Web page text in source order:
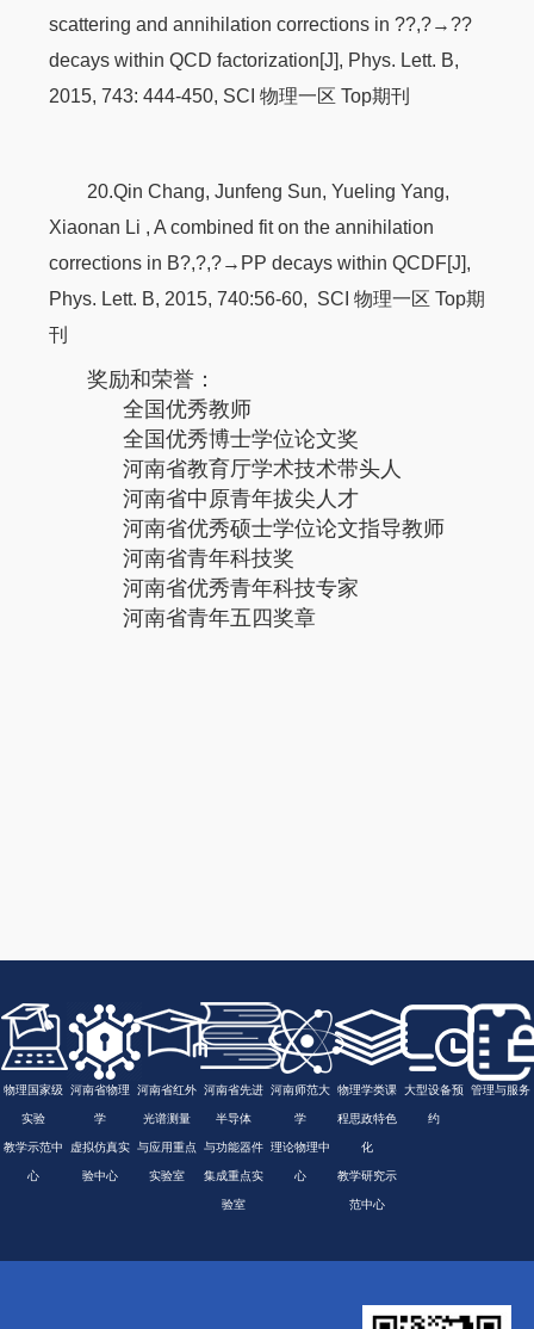
scattering and annihilation corrections in ??,?→??
decays within QCD factorization[J], Phys. Lett. B,
2015, 743: 444-450, SCI 物理一区 Top期刊
20.Qin Chang, Junfeng Sun, Yueling Yang,
Xiaonan Li , A combined fit on the annihilation
corrections in B?,?,?→PP decays within QCDF[J],
Phys. Lett. B, 2015, 740:56-60, SCI 物理一区 Top期
刊
奖励和荣誉：
全国优秀教师
全国优秀博士学位论文奖
河南省教育厅学术技术带头人
河南省中原青年拔尖人才
河南省优秀硕士学位论文指导教师
河南省青年科技奖
河南省优秀青年科技专家
河南省青年五四奖章
物理国家级
实验
教学示范中
心
河南省物理
学
虚拟仿真实
验中心
河南省红外
光谱测量
与应用重点
实验室
河南省先进
半导体
与功能器件
集成重点实
验室
河南师范大
学
理论物理中
心
物理学类课
程思政特色
化
教学研究示
范中心
大型设备预
约
管理与服务